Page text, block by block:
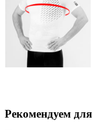
Рекомендуем